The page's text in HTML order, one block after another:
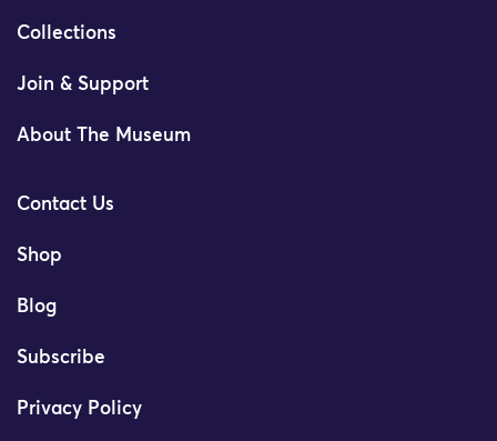
Collections
Join & Support
About The Museum
Contact Us
Shop
Blog
Subscribe
Privacy Policy